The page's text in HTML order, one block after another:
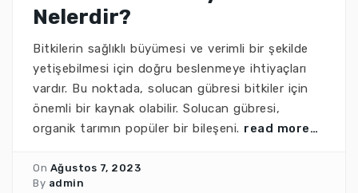
Nelerdir?
Bitkilerin sağlıklı büyümesi ve verimli bir şekilde
yetişebilmesi için doğru beslenmeye ihtiyaçları
vardır. Bu noktada, solucan gübresi bitkiler için
önemli bir kaynak olabilir. Solucan gübresi,
organik tarımın popüler bir bileşeni. read more…
On Ağustos 7, 2023
By admin